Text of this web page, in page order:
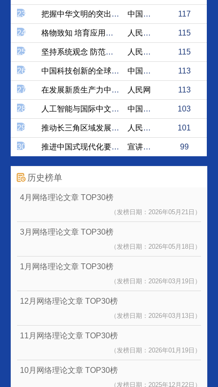
23 把握中华文明的突出特性 奋... 中国社会科学网 117
24 格物致知 培育应用型拔尖创... 人民论坛网 115
25 坚持系统观念 防范化解各种... 人民论坛网 115
26 中国科技创新的全球影响与合... 中国日报网 113
27 在发展新质生产力中练本领、... 人民网 113
28 人工智能与国际中文教育相互... 中国日报网 103
29 推动长三角区域发展共同体构建 人民论坛网 101
30 推进中国式现代化要坚持“民... 宣讲家网 99
历史榜单
4月网络理论文章 TOP30榜
（发榜日期：2026年05月21日）
3月网络理论文章 TOP30榜
（发榜日期：2026年05月18日）
1月网络理论文章 TOP30榜
（发榜日期：2026年03月19日）
12月网络理论文章 TOP30榜
（发榜日期：2026年03月13日）
11月网络理论文章 TOP30榜
（发榜日期：2026年01月19日）
10月网络理论文章 TOP30榜
（发榜日期：2025年12月22日）